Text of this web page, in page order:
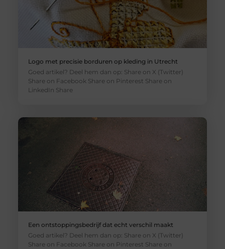
Logo met precisie borduren op kleding in Utrecht
Goed artikel? Deel hem dan op: Share on X (Twitter)
Share on Facebook Share on Pinterest Share on
LinkedIn Share
Een ontstoppingsbedrijf dat echt verschil maakt
Goed artikel? Deel hem dan op: Share on X (Twitter)
Share on Facebook Share on Pinterest Share on